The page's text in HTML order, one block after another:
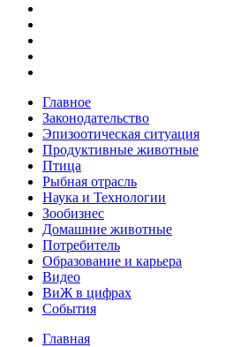
Главное
Законодательство
Эпизоотическая ситуация
Продуктивные животные
Птица
Рыбная отрасль
Наука и Технологии
Зообизнес
Домашние животные
Потребитель
Образование и карьера
Видео
ВиЖ в цифрах
События
Главная